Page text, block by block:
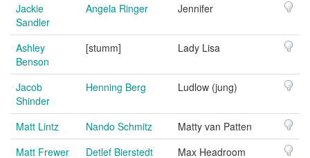
Jackie
Sandler
Angela Ringer Jennifer
Ashley
Benson
[stumm] Lady Lisa
Jacob
Shinder
Henning Berg Ludlow (jung)
Matt Lintz Nando Schmitz
Matty van Patten
Matt Frewer
Detlef Bierstedt
Max Headroom